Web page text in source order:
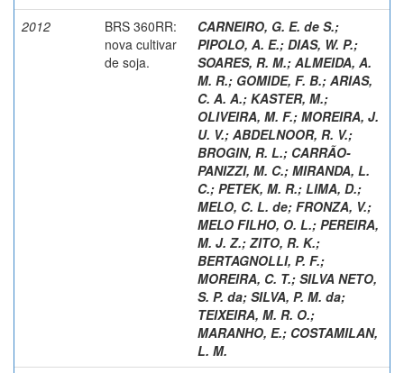
2012
BRS 360RR:
nova cultivar
de soja.
CARNEIRO, G. E. de S.;
PIPOLO, A. E.; DIAS, W. P.;
SOARES, R. M.; ALMEIDA, A.
M. R.; GOMIDE, F. B.; ARIAS,
C. A. A.; KASTER, M.;
OLIVEIRA, M. F.; MOREIRA, J.
U. V.; ABDELNOOR, R. V.;
BROGIN, R. L.; CARRÃO-
PANIZZI, M. C.; MIRANDA, L.
C.; PETEK, M. R.; LIMA, D.;
MELO, C. L. de; FRONZA, V.;
MELO FILHO, O. L.; PEREIRA,
M. J. Z.; ZITO, R. K.;
BERTAGNOLLI, P. F.;
MOREIRA, C. T.; SILVA NETO,
S. P. da; SILVA, P. M. da;
TEIXEIRA, M. R. O.;
MARANHO, E.; COSTAMILAN,
L. M.